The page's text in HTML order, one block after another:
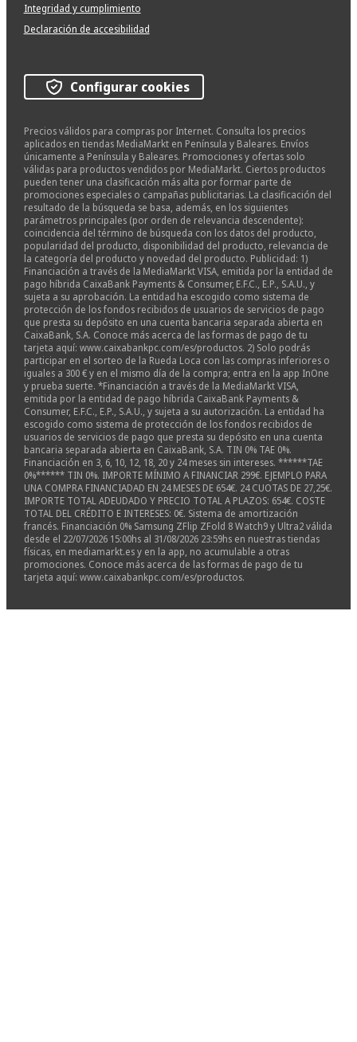
Integridad y cumplimiento
Declaración de accesibilidad
Configurar cookies
Precios válidos para compras por Internet. Consulta los precios
aplicados en tiendas MediaMarkt en Península y Baleares. Envíos
únicamente a Península y Baleares. Promociones y ofertas solo
válidas para productos vendidos por MediaMarkt. Ciertos productos
pueden tener una clasificación más alta por formar parte de
promociones especiales o campañas publicitarias. La clasificación del
resultado de la búsqueda se basa, además, en los siguientes
parámetros principales (por orden de relevancia descendente):
coincidencia del término de búsqueda con los datos del producto,
popularidad del producto, disponibilidad del producto, relevancia de
la categoría del producto y novedad del producto. Publicidad: 1)
Financiación a través de la MediaMarkt VISA, emitida por la entidad de
pago híbrida CaixaBank Payments & Consumer, E.F.C., E.P., S.A.U., y
sujeta a su aprobación. La entidad ha escogido como sistema de
protección de los fondos recibidos de usuarios de servicios de pago
que presta su depósito en una cuenta bancaria separada abierta en
CaixaBank, S.A. Conoce más acerca de las formas de pago de tu
tarjeta aquí: www.caixabankpc.com/es/productos. 2) Solo podrás
participar en el sorteo de la Rueda Loca con las compras inferiores o
iguales a 300 € y en el mismo día de la compra; entra en la app InOne
y prueba suerte. *Financiación a través de la MediaMarkt VISA,
emitida por la entidad de pago híbrida CaixaBank Payments &
Consumer, E.F.C., E.P., S.A.U., y sujeta a su autorización. La entidad ha
escogido como sistema de protección de los fondos recibidos de
usuarios de servicios de pago que presta su depósito en una cuenta
bancaria separada abierta en CaixaBank, S.A. TIN 0% TAE 0%.
Financiación en 3, 6, 10, 12, 18, 20 y 24 meses sin intereses. ******TAE
0%****** TIN 0%. IMPORTE MÍNIMO A FINANCIAR 299€. EJEMPLO PARA
UNA COMPRA FINANCIADAD EN 24 MESES DE 654€. 24 CUOTAS DE 27,25€.
IMPORTE TOTAL ADEUDADO Y PRECIO TOTAL A PLAZOS: 654€. COSTE
TOTAL DEL CRÉDITO E INTERESES: 0€. Sistema de amortización
francés. Financiación 0% Samsung ZFlip ZFold 8 Watch9 y Ultra2 válida
desde el 22/07/2026 15:00hs al 31/08/2026 23:59hs en nuestras tiendas
físicas, en mediamarkt.es y en la app, no acumulable a otras
promociones. Conoce más acerca de las formas de pago de tu
tarjeta aquí: www.caixabankpc.com/es/productos.